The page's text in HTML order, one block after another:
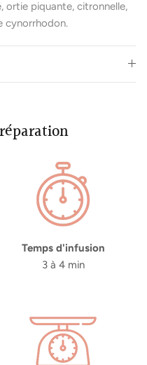
ortie piquante, citronnelle,
cynorrhodon.
Temps d'infusion
3 à 4 min
et bénéficiez d'offres
et d'informations